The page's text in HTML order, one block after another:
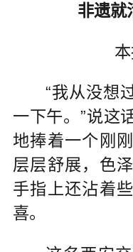
非遗就
“我从没想
一下午。”说这
地捧着一个刚
层层舒展，色
手指上还沾着
喜。